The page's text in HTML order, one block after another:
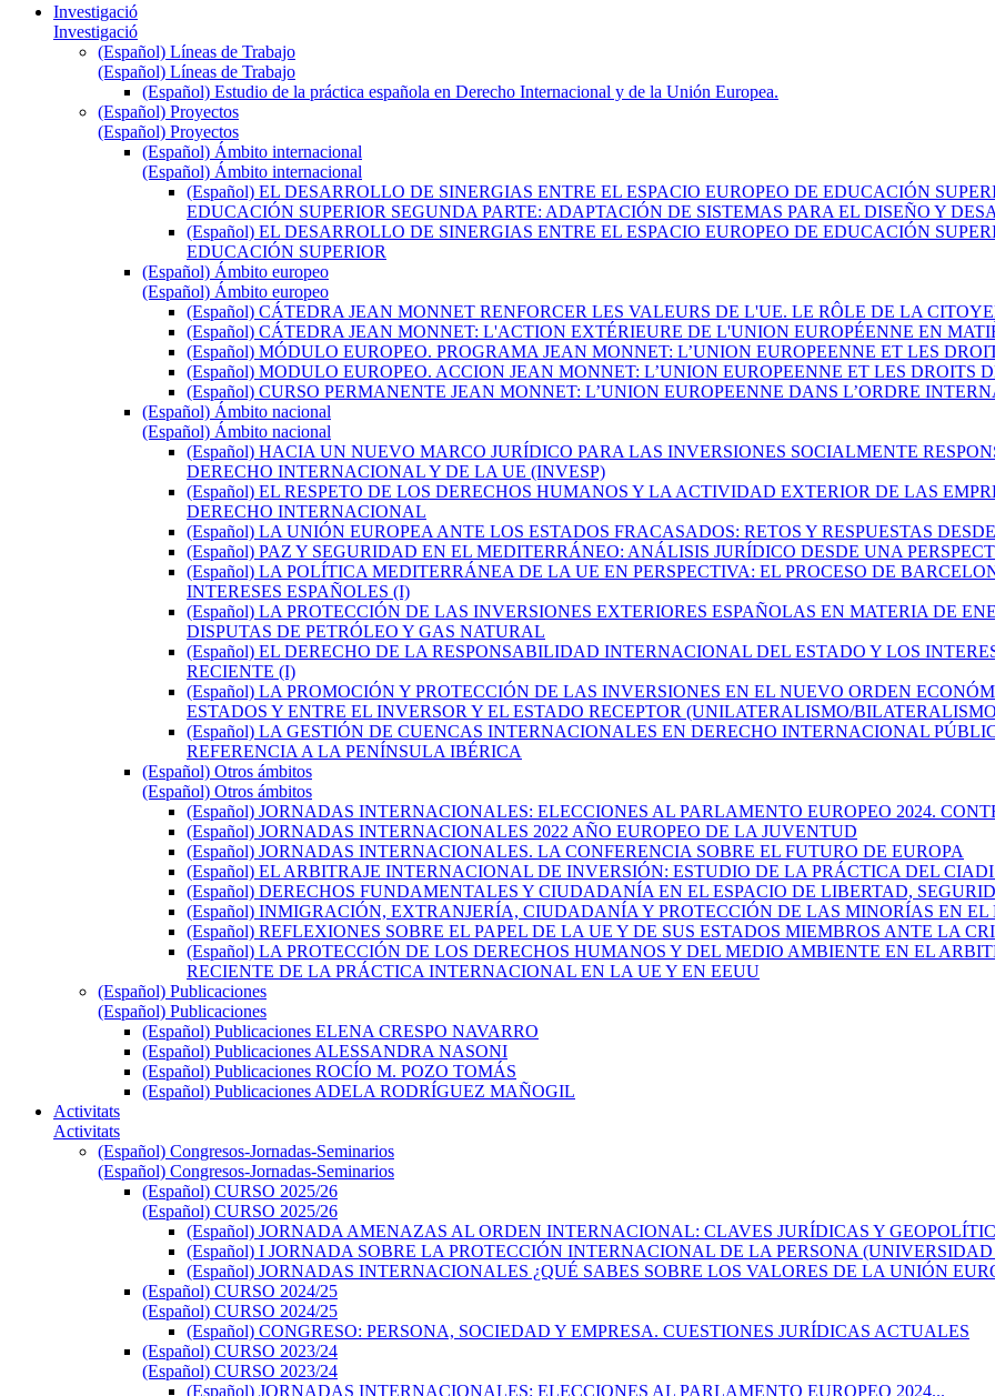
Investigació
Investigació
(Español) Líneas de Trabajo
(Español) Líneas de Trabajo
(Español) Estudio de la práctica española en Derecho Internacional y de la Unión Europea.
(Español) Proyectos
(Español) Proyectos
(Español) Ámbito internacional
(Español) Ámbito internacional
(Español) EL DESARROLLO DE SINERGIAS ENTRE EL ESPACIO EUROPEO DE EDUCACIÓN
EDUCACIÓN SUPERIOR SEGUNDA PARTE: ADAPTACIÓN DE SISTEMAS PARA EL DISEÑO Y
(Español) EL DESARROLLO DE SINERGIAS ENTRE EL ESPACIO EUROPEO DE EDUCACIÓN
EDUCACIÓN SUPERIOR
(Español) Ámbito europeo
(Español) Ámbito europeo
(Español) CÁTEDRA JEAN MONNET RENFORCER LES VALEURS DE L'UE. LE RÔLE DE LA
(Español) CÁTEDRA JEAN MONNET: L'ACTION EXTÉRIEURE DE L'UNION EUROPÉENNE EN
(Español) MÓDULO EUROPEO. PROGRAMA JEAN MONNET: L’UNION EUROPEENNE ET LES
(Español) MODULO EUROPEO. ACCION JEAN MONNET: L’UNION EUROPEENNE ET LES DROITS
(Español) CURSO PERMANENTE JEAN MONNET: L’UNION EUROPEENNE DANS L’ORDRE
(Español) Ámbito nacional
(Español) Ámbito nacional
(Español) HACIA UN NUEVO MARCO JURÍDICO PARA LAS INVERSIONES SOCIALMENTE
DERECHO INTERNACIONAL Y DE LA UE (INVESP)
(Español) EL RESPETO DE LOS DERECHOS HUMANOS Y LA ACTIVIDAD EXTERIOR DE LAS
DERECHO INTERNACIONAL
(Español) LA UNIÓN EUROPEA ANTE LOS ESTADOS FRACASADOS: RETOS Y RESPUESTAS
(Español) PAZ Y SEGURIDAD EN EL MEDITERRÁNEO: ANÁLISIS JURÍDICO DESDE UNA
(Español) LA POLÍTICA MEDITERRÁNEA DE LA UE EN PERSPECTIVA: EL PROCESO DE
INTERESES ESPAÑOLES (I)
(Español) LA PROTECCIÓN DE LAS INVERSIONES EXTERIORES ESPAÑOLAS EN MATERIA DE
DISPUTAS DE PETRÓLEO Y GAS NATURAL
(Español) EL DERECHO DE LA RESPONSABILIDAD INTERNACIONAL DEL ESTADO Y LOS
RECIENTE (I)
(Español) LA PROMOCIÓN Y PROTECCIÓN DE LAS INVERSIONES EN EL NUEVO ORDEN
ESTADOS Y ENTRE EL INVERSOR Y EL ESTADO RECEPTOR (UNILATERALISMO/
(Español) LA GESTIÓN DE CUENCAS INTERNACIONALES EN DERECHO INTERNACIONAL
REFERENCIA A LA PENÍNSULA IBÉRICA
(Español) Otros ámbitos
(Español) Otros ámbitos
(Español) JORNADAS INTERNACIONALES: ELECCIONES AL PARLAMENTO EUROPEO 2024.
(Español) JORNADAS INTERNACIONALES 2022 AÑO EUROPEO DE LA JUVENTUD
(Español) JORNADAS INTERNACIONALES. LA CONFERENCIA SOBRE EL FUTURO DE EUROPA
(Español) EL ARBITRAJE INTERNACIONAL DE INVERSIÓN: ESTUDIO DE LA PRÁCTICA DEL
(Español) DERECHOS FUNDAMENTALES Y CIUDADANÍA EN EL ESPACIO DE LIBERTAD,
(Español) INMIGRACIÓN, EXTRANJERÍA, CIUDADANÍA Y PROTECCIÓN DE LAS MINORÍAS EN
(Español) REFLEXIONES SOBRE EL PAPEL DE LA UE Y DE SUS ESTADOS MIEMBROS ANTE LA
(Español) LA PROTECCIÓN DE LOS DERECHOS HUMANOS Y DEL MEDIO AMBIENTE EN EL
RECIENTE DE LA PRÁCTICA INTERNACIONAL EN LA UE Y EN EEUU
(Español) Publicaciones
(Español) Publicaciones
(Español) Publicaciones ELENA CRESPO NAVARRO
(Español) Publicaciones ALESSANDRA NASONI
(Español) Publicaciones ROCÍO M. POZO TOMÁS
(Español) Publicaciones ADELA RODRÍGUEZ MAÑOGIL
Activitats
Activitats
(Español) Congresos-Jornadas-Seminarios
(Español) Congresos-Jornadas-Seminarios
(Español) CURSO 2025/26
(Español) CURSO 2025/26
(Español) JORNADA AMENAZAS AL ORDEN INTERNACIONAL: CLAVES JURÍDICAS Y
(Español) I JORNADA SOBRE LA PROTECCIÓN INTERNACIONAL DE LA PERSONA
(Español) JORNADAS INTERNACIONALES ¿QUÉ SABES SOBRE LOS VALORES DE LA UNIÓN
(Español) CURSO 2024/25
(Español) CURSO 2024/25
(Español) CONGRESO: PERSONA, SOCIEDAD Y EMPRESA. CUESTIONES JURÍDICAS ACTUALES
(Español) CURSO 2023/24
(Español) CURSO 2023/24
(Español) JORNADAS INTERNACIONALES: ELECCIONES AL PARLAMENTO EUROPEO 2024...